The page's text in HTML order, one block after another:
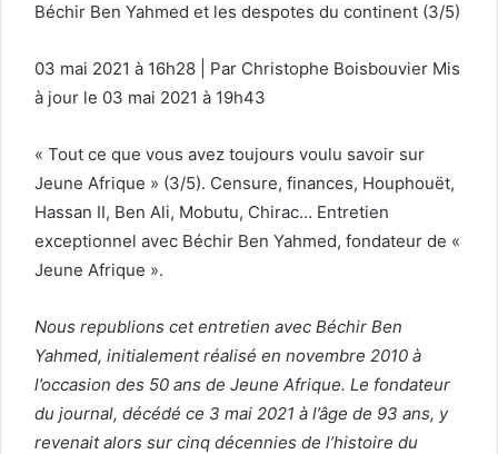
Béchir Ben Yahmed et les despotes du continent (3/5)
03 mai 2021 à 16h28 | Par Christophe Boisbouvier Mis
à jour le 03 mai 2021 à 19h43
« Tout ce que vous avez toujours voulu savoir sur
Jeune Afrique » (3/5). Censure, finances, Houphouët,
Hassan II, Ben Ali, Mobutu, Chirac… Entretien
exceptionnel avec Béchir Ben Yahmed, fondateur de «
Jeune Afrique ».
Nous republions cet entretien avec Béchir Ben
Yahmed, initialement réalisé en novembre 2010 à
l’occasion des 50 ans de Jeune Afrique. Le fondateur
du journal, décédé ce 3 mai 2021 à l’âge de 93 ans, y
revenait alors sur cinq décennies de l’histoire du